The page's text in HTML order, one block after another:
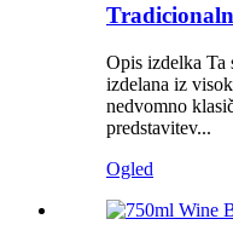
Opis izdelka Ta
izdelana iz
nedvomno
predstavitev...
Ogled